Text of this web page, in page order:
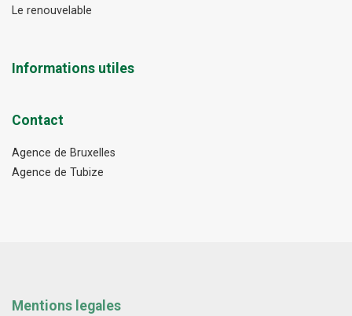
Le renouvelable
Informations utiles
Contact
Agence de Bruxelles
Agence de Tubize
Mentions legales